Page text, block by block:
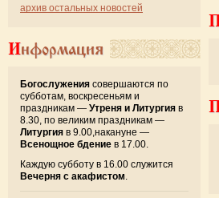
архив остальных новостей
Информация
Богослужения совершаются по
субботам, воскресеньям и
праздникам — Утреня и Литургия в
8.30, по великим праздникам —
Литургия в 9.00,накануне —
Всенощное бдение в 17.00.
Каждую субботу в 16.00 служится
Вечерня с акафистом